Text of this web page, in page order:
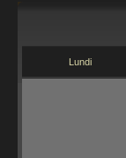
Lundi